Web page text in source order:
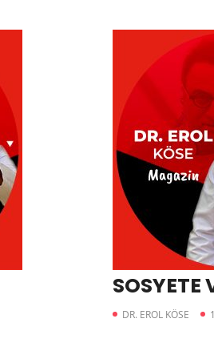
SOSYETE
DR. EROL KÖSE